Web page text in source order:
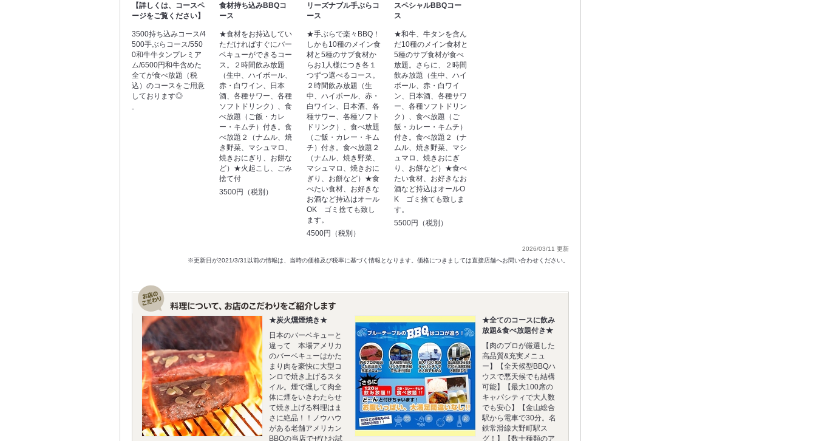
【詳しくは、コースペ
ージをご覧ください】
3500持ち込みコース/4
500手ぶらコース/550
0和牛牛タンプレミア
ム/6500円和牛含めた
全てが食べ放題（税
込）のコースをご用意
しております◎
-
食材持ち込みBBQコ
ース
★食材をお持込してい
ただければすぐにバー
ベキューができるコー
ス。２時間飲み放題
（生中、ハイボール、
赤・白ワイン、日本
酒、各種サワー、各種
ソフトドリンク）、食
べ放題（ご飯・カレ
ー・キムチ）付き。食
べ放題２（ナムル、焼
き野菜、マシュマロ、
焼きおにぎり、お餅な
ど）★火起こし、ごみ
捨て付
3500円（税別）
リーズナブル手ぶらコ
ース
★手ぶらで楽々BBQ！
しかも10種のメイン食
材と5種のサブ食材か
らお1人様につき各１
つずつ選べるコース。
２時間飲み放題（生
中、ハイボール、赤・
白ワイン、日本酒、各
種サワー、各種ソフト
ドリンク）、食べ放題
（ご飯・カレー・キム
チ）付き。食べ放題２
（ナムル、焼き野菜、
マシュマロ、焼きおに
ぎり、お餅など）★食
べたい食材、お好きな
お酒など持込はオール
OK ゴミ捨ても致し
ます。
4500円（税別）
スペシャルBBQコー
ス
★和牛、牛タンを含ん
だ10種のメイン食材と
5種のサブ食材が食べ
放題。さらに、２時間
飲み放題（生中、ハイ
ボール、赤・白ワイ
ン、日本酒、各種サワ
ー、各種ソフトドリン
ク）、食べ放題（ご
飯・カレー・キムチ）
付き。食べ放題２（ナ
ムル、焼き野菜、マシ
ュマロ、焼きおにぎ
り、お餅など）★食べ
たい食材、お好きなお
酒など持込はオールO
K ゴミ捨ても致しま
す。
5500円（税別）
2026/03/11 更新
※更新日が2021/3/31以前の情報は、当時の価格及び税率に基づく情報となります。価格につきましては直接店舗へお問い合わせください。
★炭火燻煙焼き★
日本のバーベキューと
違って 本場アメリカ
のバーベキューはかた
まり肉を豪快に大型コ
ンロで焼き上げるスタ
イル。煙で燻して肉全
体に煙をいきわたらせ
て焼き上げる料理はま
さに絶品！！ノウハウ
がある老舗アメリカン
BBQの当店でぜひお試
★全てのコースに飲み
放題&食べ放題付き★
【肉のプロが厳選した
高品質&充実メニュ
ー】【全天候型BBQハ
ウスで悪天候でも結構
可能】【最大100席の
キャパシティで大人数
でも安心】【金山総合
駅から電車で30分。名
鉄常滑線大野町駅ス
グ！】【数十種類のア